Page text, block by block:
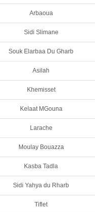
Arbaoua
Sidi Slimane
Souk Elarbaa Du Gharb
Asilah
Khemisset
Kelaat MGouna
Larache
Moulay Bouazza
Kasba Tadla
Sidi Yahya du Rharb
Tiflet